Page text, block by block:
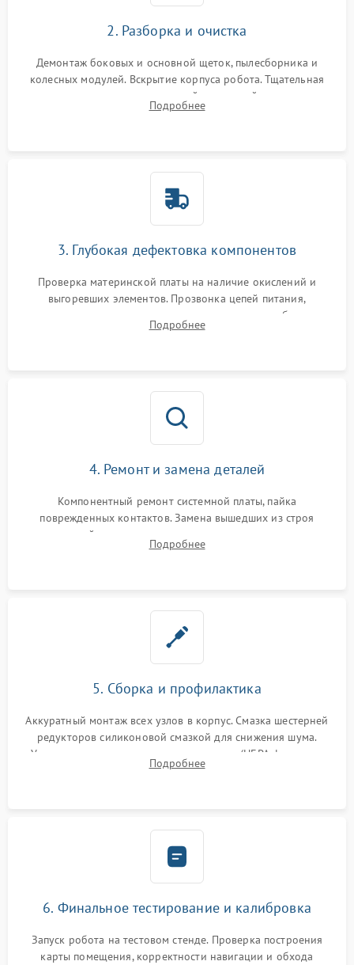
2. Разборка и очистка
Демонтаж боковых и основной щеток, пылесборника и
колесных модулей. Вскрытие корпуса робота. Тщательная
очистка внутренних полостей, шестерней и плат от
скопившейся пыли, волос и шерсти животных с
Подробнее
3. Глубокая дефектовка компонентов
Проверка материнской платы на наличие окислений и
выгоревших элементов. Прозвонка цепей питания,
тестирование приводных моторов колес и турбины
всасывания. Оценка состояния оптических и инфракрасных
Подробнее
4. Ремонт и замена деталей
Компонентный ремонт системной платы, пайка
поврежденных контактов. Замена вышедших из строя
двигателей, изношенного аккумулятора, неисправного
лидара или помпы подачи воды. Восстановление шлейфов и
Подробнее
5. Сборка и профилактика
Аккуратный монтаж всех узлов в корпус. Смазка шестерней
редукторов силиконовой смазкой для снижения шума.
Установка новых расходных материалов (HEPA-фильтров,
микрофибры, щеток). Надежная фиксация разъемов и
Подробнее
6. Финальное тестирование и калибровка
Запуск робота на тестовом стенде. Проверка построения
карты помещения, корректности навигации и обхода